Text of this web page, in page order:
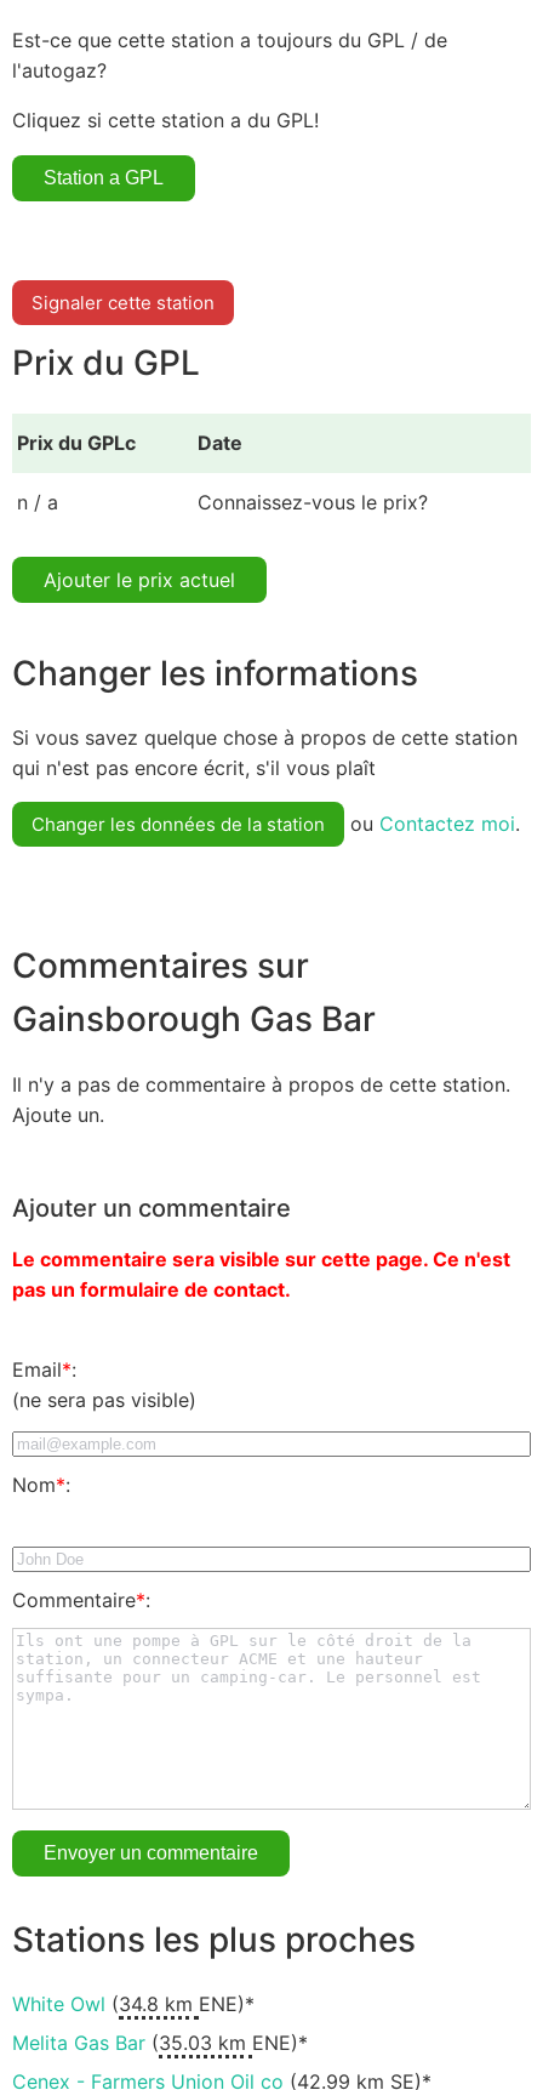
Est-ce que cette station a toujours du GPL / de
l'autogaz?
Cliquez si cette station a du GPL!
Signaler cette station
Prix du GPL
Prix du GPLc Date
n / a Connaissez-vous le prix?
Ajouter le prix actuel
Changer les informations
Si vous savez quelque chose à propos de cette station
qui n'est pas encore écrit, s'il vous plaît
Changer les données de la station ou Contactez moi.
Commentaires sur
Gainsborough Gas Bar
Il n'y a pas de commentaire à propos de cette station.
Ajoute un.
Ajouter un commentaire
Le commentaire sera visible sur cette page. Ce n'est
pas un formulaire de contact.
Email*:
(ne sera pas visible)
Nom*:
Commentaire*:
Stations les plus proches
White Owl (34.8 km ENE)*
Melita Gas Bar (35.03 km ENE)*
Cenex - Farmers Union Oil co (42.99 km SE)*